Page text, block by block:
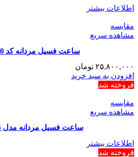
اطلاعات بیشتر
مقایسه
مشاهده سریع
ساعت فسیل مردانه کد FS5710
۲۵,۸۰۰,۰۰۰ تومان
افزودن به سبد خرید
فروخته شد
مقایسه
مشاهده سریع
ساعت فسیل مردانه مدل FS4815
اطلاعات بیشتر
فروخته شد